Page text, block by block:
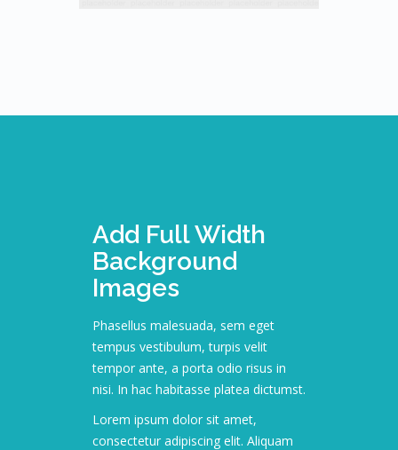
Add Full Width
Background
Images
Phasellus malesuada, sem eget
tempus vestibulum, turpis velit
tempor ante, a porta odio risus in
nisi. In hac habitasse platea dictumst.
Lorem ipsum dolor sit amet,
consectetur adipiscing elit. Aliquam